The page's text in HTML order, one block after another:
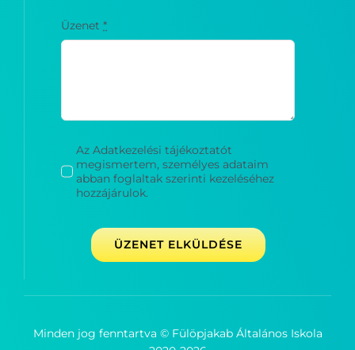
Üzenet*
Az Adatkezelési tájékoztatót
megismertem, személyes adataim
abban foglaltak szerinti kezeléséhez
hozzájárulok.
ÜZENET ELKÜLDÉSE
Minden jog fenntartva © Fülöpjakab Általános Iskola